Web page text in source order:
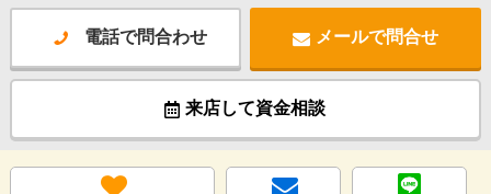
電話で問合わせ メールで問合せ
来店して資金相談